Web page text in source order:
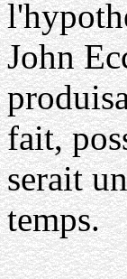
John
fait,
serait
temps.